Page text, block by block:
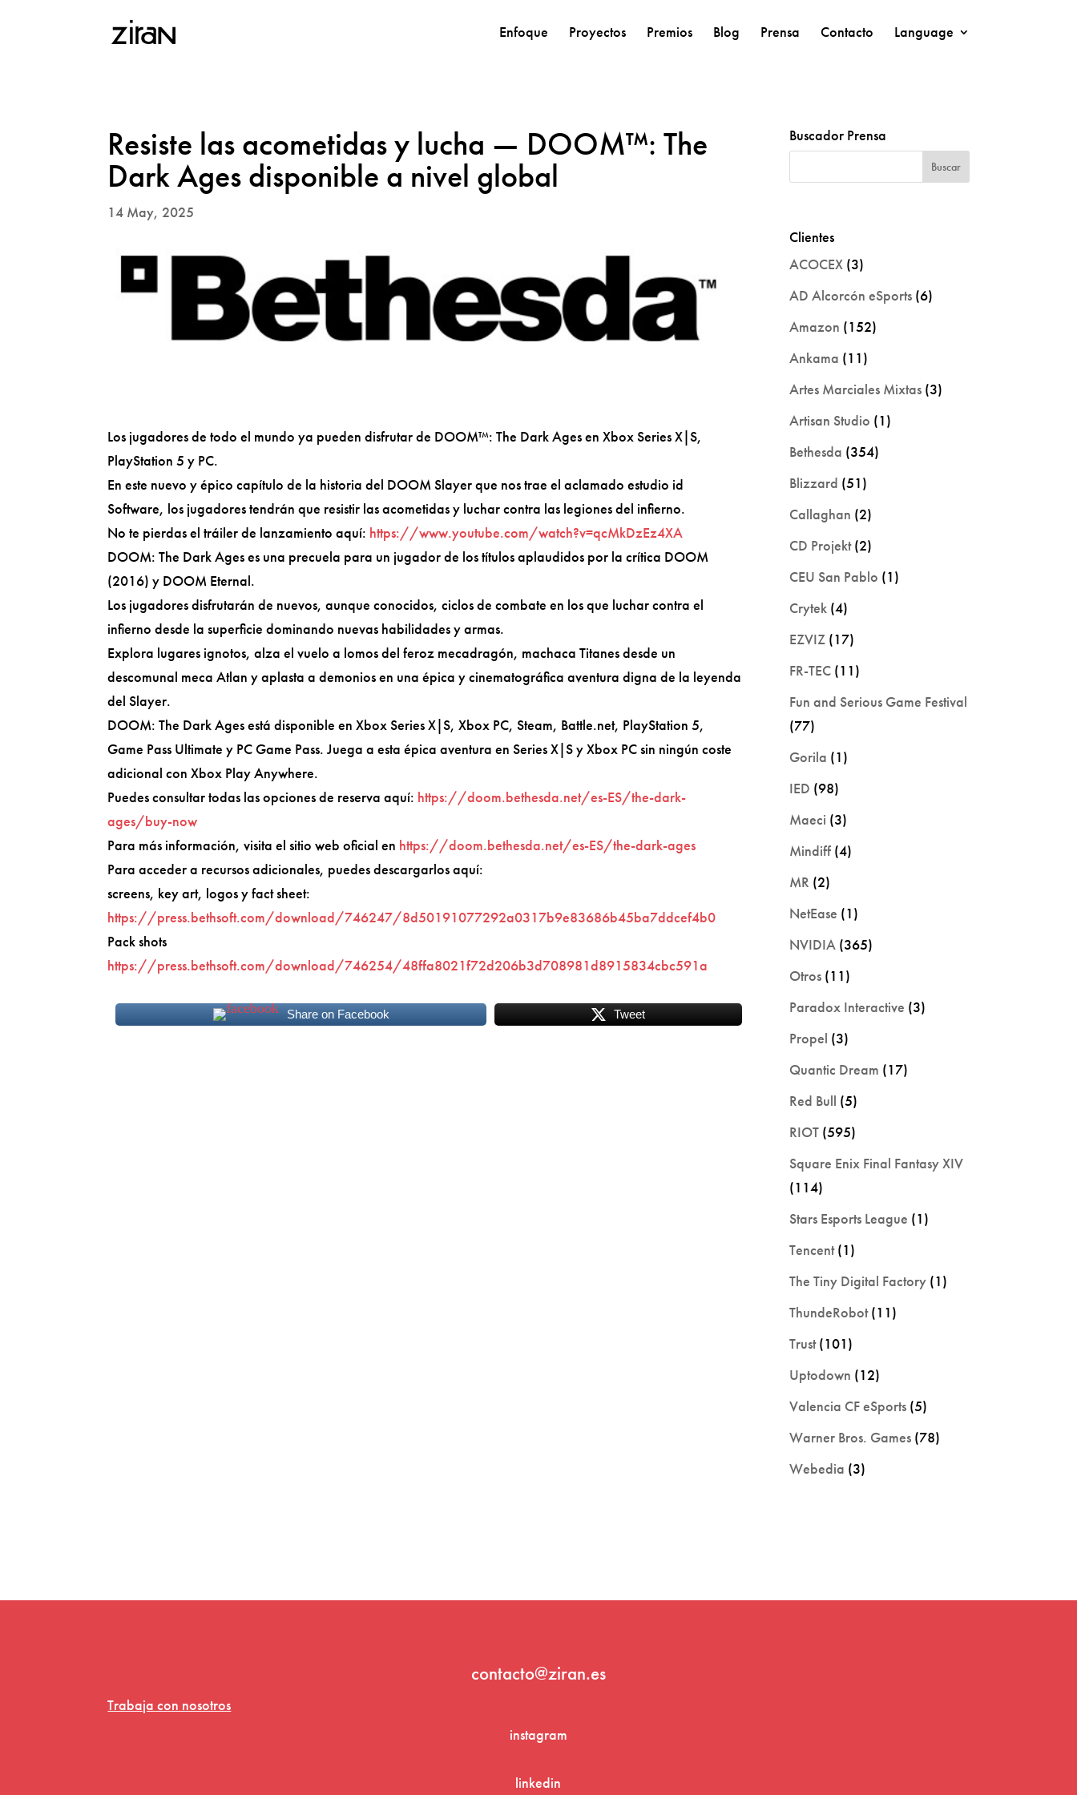
Enfoque Proyectos Premios Blog Prensa Contacto Language
Resiste las acometidas y lucha — DOOM™: The
Dark Ages disponible a nivel global
14 May, 2025
Los jugadores de todo el mundo ya pueden disfrutar de DOOM™: The Dark Ages en Xbox Series X|S,
PlayStation 5 y PC.
En este nuevo y épico capítulo de la historia del DOOM Slayer que nos trae el aclamado estudio id
Software, los jugadores tendrán que resistir las acometidas y luchar contra las legiones del infierno.
No te pierdas el tráiler de lanzamiento aquí: https://www.youtube.com/watch?v=qcMkDzEz4XA
DOOM: The Dark Ages es una precuela para un jugador de los títulos aplaudidos por la crítica DOOM
(2016) y DOOM Eternal.
Los jugadores disfrutarán de nuevos, aunque conocidos, ciclos de combate en los que luchar contra el
infierno desde la superficie dominando nuevas habilidades y armas.
Explora lugares ignotos, alza el vuelo a lomos del feroz mecadragón, machaca Titanes desde un
descomunal meca Atlan y aplasta a demonios en una épica y cinematográfica aventura digna de la leyenda
del Slayer.
DOOM: The Dark Ages está disponible en Xbox Series X|S, Xbox PC, Steam, Battle.net, PlayStation 5,
Game Pass Ultimate y PC Game Pass. Juega a esta épica aventura en Series X|S y Xbox PC sin ningún coste
adicional con Xbox Play Anywhere.
Puedes consultar todas las opciones de reserva aquí: https://doom.bethesda.net/es-ES/the-dark-
ages/buy-now
Para más información, visita el sitio web oficial en https://doom.bethesda.net/es-ES/the-dark-ages
Para acceder a recursos adicionales, puedes descargarlos aquí:
screens, key art, logos y fact sheet:
https://press.bethsoft.com/download/746247/8d50191077292a0317b9e83686b45ba7ddcef4b0
Pack shots
https://press.bethsoft.com/download/746254/48ffa8021f72d206b3d708981d8915834cbc591a
Share on Facebook Tweet
Buscador Prensa
Clientes
ACOCEX (3)
AD Alcorcón eSports (6)
Amazon (152)
Ankama (11)
Artes Marciales Mixtas (3)
Artisan Studio (1)
Bethesda (354)
Blizzard (51)
Callaghan (2)
CD Projekt(2)
CEU San Pablo (1)
Crytek (4)
EZVIZ (17)
FR-TEC (11)
Fun and Serious Game Festival
(77)
Gorila (1)
IED (98)
Maeci (3)
Mindiff (4)
MR (2)
NetEase (1)
NVIDIA (365)
Otros (11)
Paradox Interactive (3)
Propel (3)
Quantic Dream (17)
Red Bull (5)
RIOT (595)
Square Enix Final Fantasy XIV
(114)
Stars Esports League (1)
Tencent(1)
The Tiny Digital Factory (1)
ThundeRobot(11)
Trust(101)
Uptodown (12)
Valencia CF eSports (5)
Warner Bros. Games (78)
Webedia (3)
Trabaja con nosotros
contacto@ziran.es
instagram
linkedin